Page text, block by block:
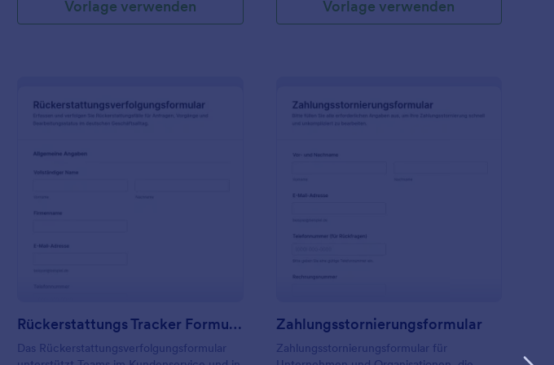
Vorlage verwenden Vorlage verwenden
Rückerstattungs Tracker Formular
Das Rückerstattungsverfolgungsformular
Zahlungsstornierungsformular
Zahlungsstornierungsformular für